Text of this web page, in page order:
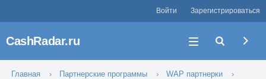
Войти Зарегистрироваться
CashRadar.ru
Главная Партнерские программы
WAP партнерки